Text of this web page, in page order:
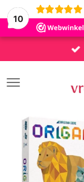
10